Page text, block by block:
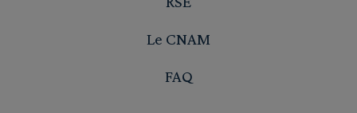
Le CNAM
FAQ